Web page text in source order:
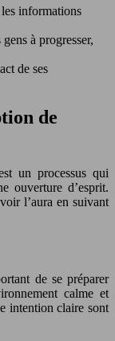
informations
à progresser,
de ses
de
un processus qui
ouverture d’esprit.
l’aura en suivant
de se préparer
calme et
intention claire sont